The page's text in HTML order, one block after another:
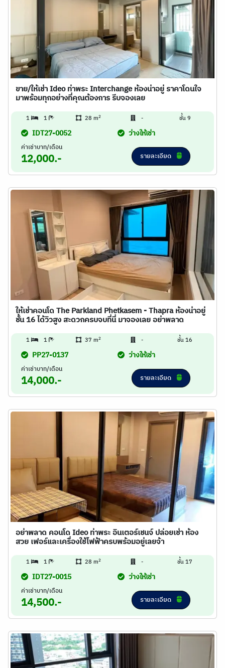
ขาย/ให้เช่า Ideo ท่าพระ Interchange ห้องน่าอยู่ ราคาโดนใจ
มาพร้อมทุกอย่างที่คุณต้องการ รีบจองเลย
1 1 28 m2 - ชั้น 9
IDT27-0052 ว่างให้เช่า
ค่าเช่าบาท/เดือน
12,000.- รายละเอียด
ให้เช่าคอนโด The Parkland Phetkasem - Thapra ห้องน่าอยู่
ชั้น 16 ได้วิวสูง สะดวกครบจบที่นี่ มาจองเลย อย่าพลาด
1 1 37 m2 - ชั้น 16
PP27-0137 ว่างให้เช่า
ค่าเช่าบาท/เดือน
14,000.- รายละเอียด
อย่าพลาด คอนโด Ideo ท่าพระ อินเตอร์เชนจ์ ปล่อยเช่า ห้อง
สวย เฟอร์และเครื่องใช้ไฟฟ้าครบพร้อมอยู่เลยจ้า
1 1 28 m2 - ชั้น 17
IDT27-0015 ว่างให้เช่า
ค่าเช่าบาท/เดือน
14,500.- รายละเอียด